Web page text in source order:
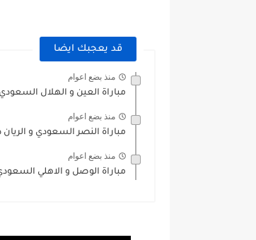
قد يعجبك ايضا
منذ بضع اعوام
مباراة العين و الهلال السعودي
منذ بضع اعوام
مباراة النصر السعودي و الريان دوري
منذ بضع اعوام
مباراة الوصل و الاهلي السعودي